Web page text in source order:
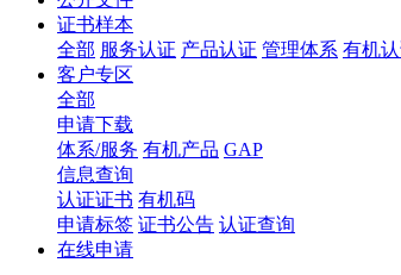
证书样本
全部 服务认证 产品认证 管理体系 有机
客户专区
全部
申请下载
体系/服务 有机产品 GAP
信息查询
认证证书 有机码
申请标签 证书公告 认证查询
在线申请